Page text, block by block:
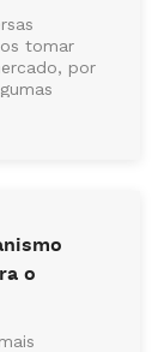
tomar
por
o